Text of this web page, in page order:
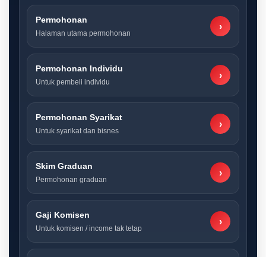
Permohonan
Halaman utama permohonan
›
Permohonan Individu
Untuk pembeli individu
›
Permohonan Syarikat
Untuk syarikat dan bisnes
›
Skim Graduan
Permohonan graduan
›
Gaji Komisen
Untuk komisen / income tak tetap
›